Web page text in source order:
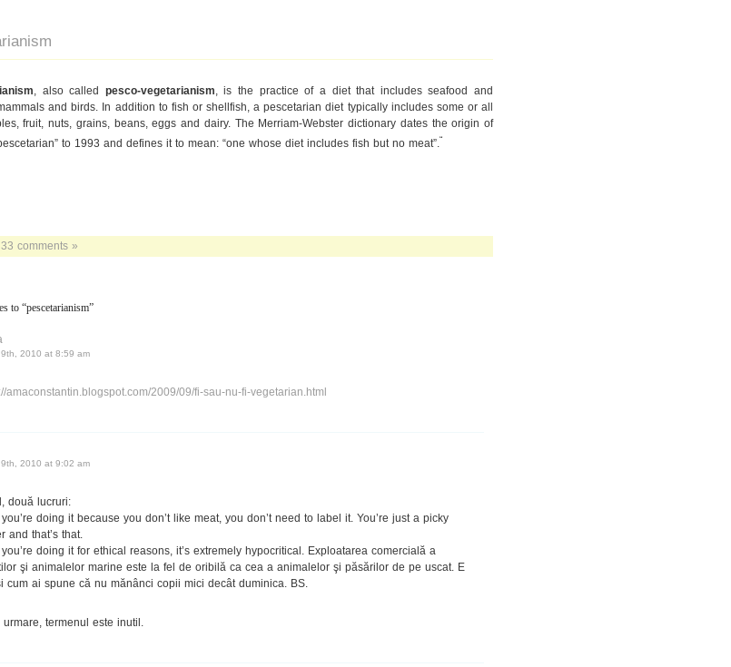
, also called pesco-vegetarianism , is the practice of a diet that includes seafood and
and birds. In addition to fish or shellfish, a pescetarian diet typically includes some or all
fruit, nuts, grains, beans, eggs and dairy. The Merriam-Webster dictionary dates the origin of
to 1993 and defines it to mean: “one whose diet includes fish but no meat”. “
33 comments »
to “pescetarianism”
2010 at 8:59 am
amaconstantin.blogspot.com/2009/09/fi-sau-nu-fi-vegetarian.html
2010 at 9:02 am
două lucruri:
you’re doing it because you don’t like meat, you don’t need to label it. You’re just a picky
and that’s that.
doing it for ethical reasons, it’s extremely hypocritical. Exploatarea comercială a
şi animalelor marine este la fel de oribilă ca cea a animalelor şi păsărilor de pe uscat. E
cum ai spune că nu mănânci copii mici decât duminica. BS.
urmare, termenul este inutil.